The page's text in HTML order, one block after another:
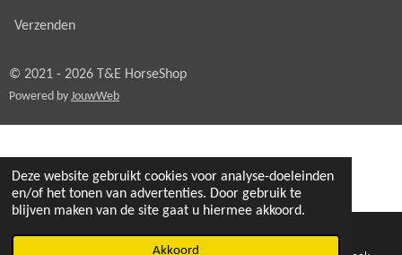
Deze website gebruikt cookies voor analyse-doeleinden
en/of het tonen van advertenties. Door gebruik te
blijven maken van de site gaat u hiermee akkoord.
Akkoord
Verzenden
© 2021 - 2026 T&E HorseShop
Powered by JouwWeb